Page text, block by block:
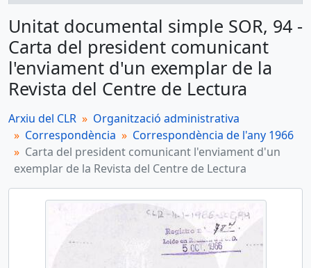
Unitat documental simple
SOR, 94 - Carta del president comunicant l'enviament d'un exemplar de la Revista del Centre de Lectura
Unitat documental simple
SOR, 95 - Carta del president al governador civil de la província de Tarragona
Unitat documental simple
SOR, 96 - Carta del president al director general d'informació
Unitat documental simple
SOR, 97 - Carta del president al director general d'informació
Unitat documental simple
SOR, 98 - Carta del president a la Cambra Oficial de Comerç de Reus
Unitat documental simple SOR, 94 -
Carta del president comunicant
l'enviament d'un exemplar de la
Revista del Centre de Lectura
Arxiu del CLR
Organització administrativa
Correspondència
Correspondència de l'any 1966
Carta del president comunicant l'enviament d'un
exemplar de la Revista del Centre de Lectura